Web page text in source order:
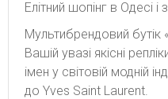
Елітний шопінг в Одесі і
Мультибрендовий бутік
Вашій увазі якісні
імен у світовій модній
до Yves Saint Laurent.